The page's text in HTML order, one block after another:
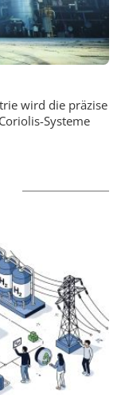
wird die präzise
Systeme